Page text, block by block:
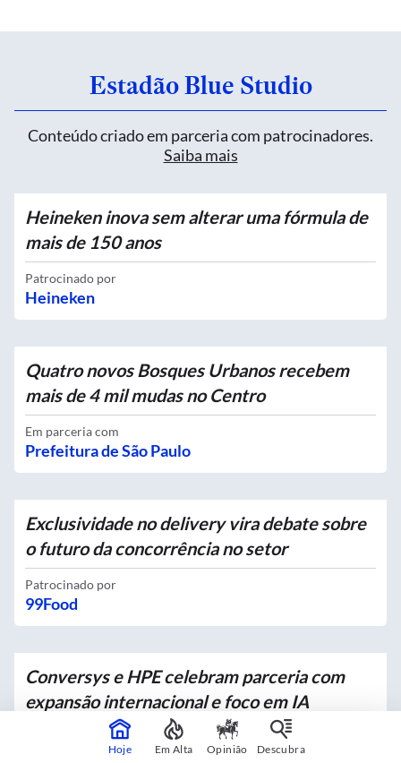
Estadão Blue Studio
Conteúdo criado em parceria com patrocinadores.
Saiba mais
Heineken inova sem alterar uma fórmula de
mais de 150 anos
Patrocinado por
Heineken
Quatro novos Bosques Urbanos recebem
mais de 4 mil mudas no Centro
Em parceria com
Prefeitura de São Paulo
Exclusividade no delivery vira debate sobre
o futuro da concorrência no setor
Patrocinado por
99Food
Conversys e HPE celebram parceria com
expansão internacional e foco em IA
Patrocinado por
Hoje Em Alta Opinião Descubra